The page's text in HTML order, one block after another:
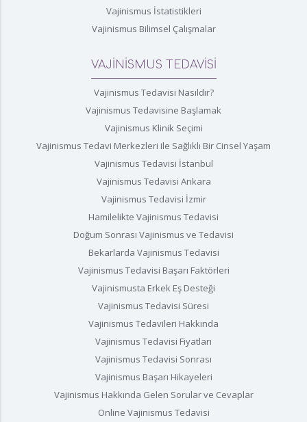
Vajinismus İstatistikleri
Vajinismus Bilimsel Çalışmalar
VAJİNİSMUS TEDAVİSİ
Vajinismus Tedavisi Nasıldır?
Vajinismus Tedavisine Başlamak
Vajinismus Klinik Seçimi
Vajinismus Tedavi Merkezleri ile Sağlıklı Bir Cinsel Yaşam
Vajinismus Tedavisi İstanbul
Vajinismus Tedavisi Ankara
Vajinismus Tedavisi İzmir
Hamilelikte Vajinismus Tedavisi
Doğum Sonrası Vajinismus ve Tedavisi
Bekarlarda Vajinismus Tedavisi
Vajinismus Tedavisi Başarı Faktörleri
Vajinismusta Erkek Eş Desteği
Vajinismus Tedavisi Süresi
Vajinismus Tedavileri Hakkında
Vajinismus Tedavisi Fiyatları
Vajinismus Tedavisi Sonrası
Vajinismus Başarı Hikayeleri
Vajinismus Hakkında Gelen Sorular ve Cevaplar
Online Vajinismus Tedavisi